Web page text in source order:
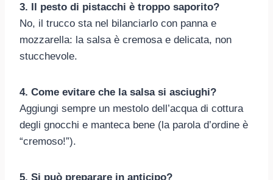
3. Il pesto di pistacchi è troppo saporito?
No, il trucco sta nel bilanciarlo con panna e
mozzarella: la salsa è cremosa e delicata, non
stucchevole.
4. Come evitare che la salsa si asciughi?
Aggiungi sempre un mestolo dell’acqua di cottura
degli gnocchi e manteca bene (la parola d’ordine è
“cremoso!”).
5. Si può preparare in anticipo?